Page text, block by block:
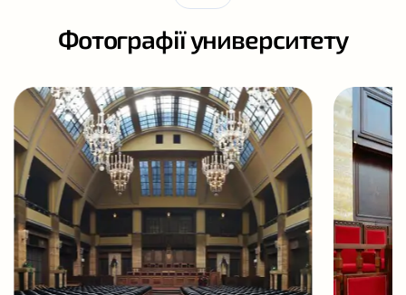
Фотографії университету